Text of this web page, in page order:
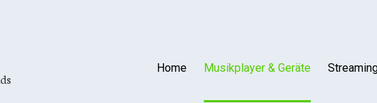
Home Musikplayer & Geräte